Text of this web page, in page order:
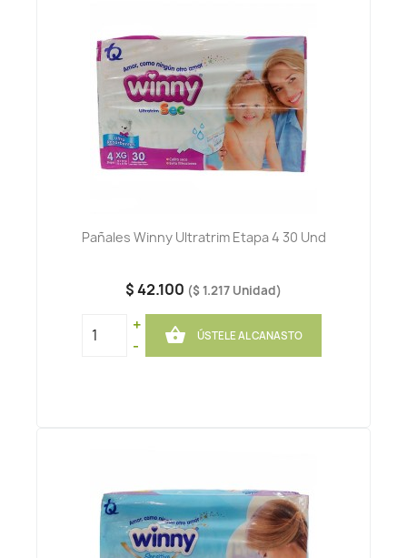
Pañales Winny Ultratrim Etapa 4 30 Und
$ 42.100 ($ 1.217 Unidad)
+
-
 ÚSTELE AL CANASTO